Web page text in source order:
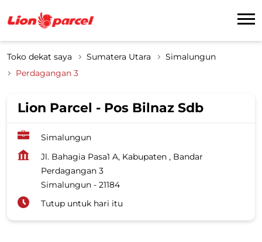
Toko dekat saya Sumatera Utara
Simalungun
Perdagangan 3
Lion Parcel - Pos Bilnaz Sdb
Simalungun
Jl. Bahagia Pasa1 A, Kabupaten , Bandar
Perdagangan 3
Simalungun - 21184
Tutup untuk hari itu